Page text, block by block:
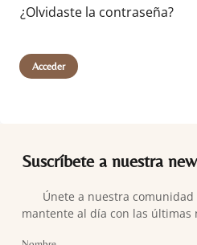
¿Olvidaste la contraseña?
Acceder
Suscríbete a nuestra
Únete a nuestra
mantente al día con las últimas